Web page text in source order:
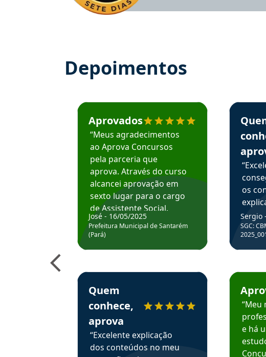
Depoimentos
Estudante José recomenda o Aprova Concursos em
Aprovados
“Meus agradecimentos
ao Aprova Concursos
pela parceria que
aprova. Através do curso
alcancei aprovação em
sexto lugar para o cargo
de Assistente Social.
Hoje estou atuando na
Prefeitura de Santarém.
José - 16/05/2025
Prefeitura Municipal de Santarém
(Pará)
Estudante Elais recomenda o Aprova Concursos em
Quem
conhece,
aprova
“Excelente explicação
dos conteúdos no meu
Estudante
os
Sergio
SGC:
Estudante
“Meu
e há